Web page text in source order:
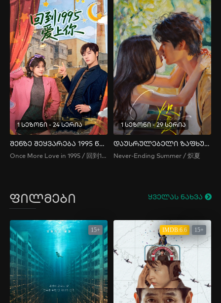
1 სეზონი - 24 სერია
შენზე შეყვარება 1995 წელს
Once More Love in 1995 / 回到1995爱上你
1 სეზონი - 29 სერია
დაუსრულებელი ზაფხული
Never-Ending Summer / 炽夏
ფილმები ყველას ნახვა
15+ IMDB:6.6 15+